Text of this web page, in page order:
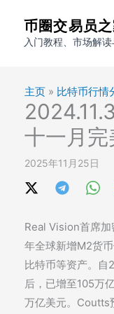
币圈交易员
入门教程、市场解
主页 » 比特币行情
十一月完
2025年11月25日
Real Vision首席
年全球新增M2货
比特币等资产。
后，已增至105万
万亿美元。Coutts